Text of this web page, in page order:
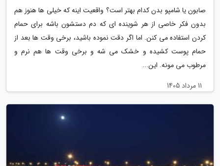
صابون یا شامپو بدن کدام بهتر است؟ واقعیت اینه که خیلی ها هنوز هم
بدون فکر خاصی از هر شوینده ای که دم دستشون باشه برای حمام
کردن استفاده می کنن. اما اگر دقت نموده باشید، برخی وقت ها بعد از
حمام پوست کشیده و خشک می شه و برخی وقت ها هم نرم و
مرطوب می مونه. این...
11 مرداد 1405